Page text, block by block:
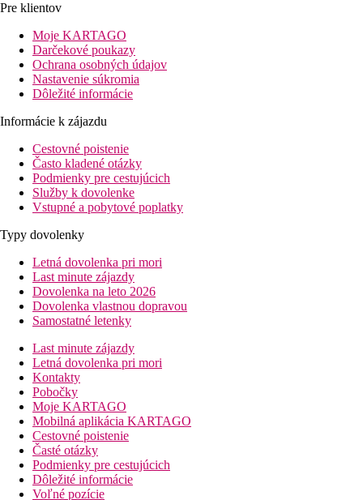
Pre klientov
Moje KARTAGO
Darčekové poukazy
Ochrana osobných údajov
Nastavenie súkromia
Dôležité informácie
Informácie k zájazdu
Cestovné poistenie
Často kladené otázky
Podmienky pre cestujúcich
Služby k dovolenke
Vstupné a pobytové poplatky
Typy dovolenky
Letná dovolenka pri mori
Last minute zájazdy
Dovolenka na leto 2026
Dovolenka vlastnou dopravou
Samostatné letenky
Last minute zájazdy
Letná dovolenka pri mori
Kontakty
Pobočky
Moje KARTAGO
Mobilná aplikácia KARTAGO
Cestovné poistenie
Časté otázky
Podmienky pre cestujúcich
Dôležité informácie
Voľné pozície